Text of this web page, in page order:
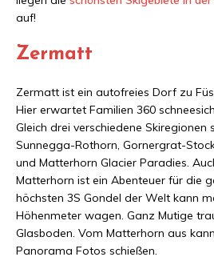
auf!
Zermatt
Zermatt ist ein autofreies Dorf zu
Hier erwartet Familien 360
Gleich drei verschiedene Skiregionen
Sunnegga-Rothorn, Gornergrat-
und Matterhorn Glacier Paradies.
Matterhorn ist ein Abenteuer für die
höchsten 3S Gondel der Welt kann
Höhenmeter wagen. Ganz Mutige
Glasboden. Vom Matterhorn aus
Panorama Fotos schießen.